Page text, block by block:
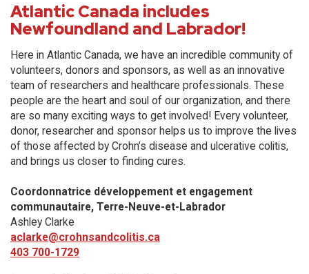
Atlantic Canada includes
Newfoundland and Labrador!
Here in Atlantic Canada, we have an incredible community of
volunteers, donors and sponsors, as well as an innovative
team of researchers and healthcare professionals. These
people are the heart and soul of our organization, and there
are so many exciting ways to get involved! Every volunteer,
donor, researcher and sponsor helps us to improve the lives
of those affected by Crohn’s disease and ulcerative colitis,
and brings us closer to finding cures.
Coordonnatrice développement et engagement
communautaire, Terre-Neuve-et-Labrador
Ashley Clarke
aclarke@crohnsandcolitis.ca
403 700-1729